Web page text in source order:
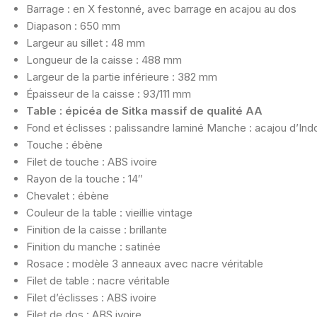
Barrage : en X festonné, avec barrage en acajou au dos
Diapason : 650 mm
Largeur au sillet : 48 mm
Longueur de la caisse : 488 mm
Largeur de la partie inférieure : 382 mm
Épaisseur de la caisse : 93/111 mm
Table : épicéa de Sitka massif de qualité AA
Fond et éclisses : palissandre laminé Manche : acajou
Touche : ébène
Filet de touche : ABS ivoire
Rayon de la touche : 14″
Chevalet : ébène
Couleur de la table : vieillie vintage
Finition de la caisse : brillante
Finition du manche : satinée
Rosace : modèle 3 anneaux avec nacre véritable
Filet de table : nacre véritable
Filet d’éclisses : ABS ivoire